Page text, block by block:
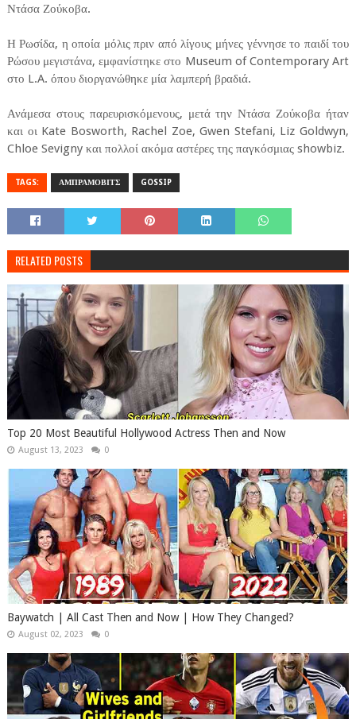
Ντάσα Ζούκοβα.
Η Ρωσίδα, η οποία μόλις πριν από λίγους μήνες γέννησε το παιδί του
Ρώσου μεγιστάνα, εμφανίστηκε στο Museum of Contemporary Art
στο L.A. όπου διοργανώθηκε μία λαμπερή βραδιά.
Ανάμεσα στους παρευρισκόμενους, μετά την Ντάσα Ζούκοβα ήταν
και οι Kate Bosworth, Rachel Zoe, Gwen Stefani, Liz Goldwyn,
Chloe Sevigny και πολλοί ακόμα αστέρες της παγκόσμιας showbiz.
TAGS: ΑΜΠΡΑΜΟΒΙΤΣ GOSSIP
RELATED POSTS
Top 20 Most Beautiful Hollywood Actress Then and Now
August 13, 2023 0
Baywatch | All Cast Then and Now | How They Changed?
August 02, 2023 0